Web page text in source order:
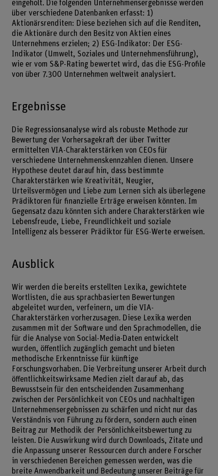
eingeholt. Die folgenden Unternehmensergebnisse werden
über verschiedene Datenbanken erfasst: 1)
Aktionärsrenditen: Diese beziehen sich auf die Renditen,
die Aktionäre durch den Besitz von Aktien eines
Unternehmens erzielen; 2) ESG-Indikator: Der ESG-
Indikator (Umwelt, Soziales und Unternehmensführung),
wie er vom S&P-Rating bewertet wird, das die ESG-Profile
von über 7.300 Unternehmen weltweit analysiert.
Ergebnisse
Die Regressionsanalyse wird als robuste Methode zur
Bewertung der Vorhersagekraft der über Twitter
ermittelten VIA-Charakterstärken von CEOs für
verschiedene Unternehmenskennzahlen dienen. Unsere
Hypothese deutet darauf hin, dass bestimmte
Charakterstärken wie Kreativität, Neugier,
Urteilsvermögen und Liebe zum Lernen sich als überlegene
Prädiktoren für finanzielle Erträge erweisen könnten. Im
Gegensatz dazu könnten sich andere Charakterstärken wie
Lebensfreude, Liebe, Freundlichkeit und soziale
Intelligenz als besserer Prädiktor für ESG-Werte erweisen.
Ausblick
Wir werden die bereits erstellten Lexika, gewichtete
Wortlisten, die aus sprachbasierten Bewertungen
abgeleitet wurden, verfeinern, um die VIA-
Charakterstärken vorherzusagen. Diese Lexika werden
zusammen mit der Software und den Sprachmodellen, die
für die Analyse von Social-Media-Daten entwickelt
wurden, öffentlich zugänglich gemacht und bieten
methodische Erkenntnisse für künftige
Forschungsvorhaben. Die Verbreitung unserer Arbeit durch
öffentlichkeitswirksame Medien zielt darauf ab, das
Bewusstsein für den entscheidenden Zusammenhang
zwischen der Persönlichkeit von CEOs und nachhaltigen
Unternehmensergebnissen zu schärfen und nicht nur das
Verständnis von Führung zu fördern, sondern auch einen
Beitrag zur Methodik der Persönlichkeitsbewertung zu
leisten. Die Auswirkung wird durch Downloads, Zitate und
die Anpassung unserer Ressourcen durch andere Forscher
in verschiedenen Bereichen gemessen werden, was die
breite Anwendbarkeit und Bedeutung unserer Beiträge für